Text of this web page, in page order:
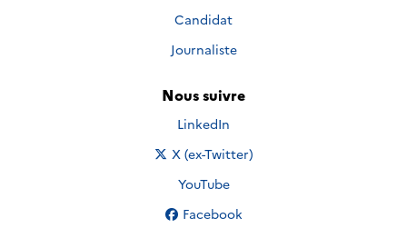
Candidat
Journaliste
Nous suivre
Nous suivre sur
LinkedIn
Nous suivre sur
X (ex-Twitter)
Nous suivre sur
YouTube
Nous suivre sur
Facebook